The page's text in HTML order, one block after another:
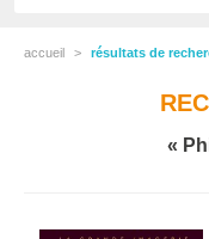
accueil résultats de